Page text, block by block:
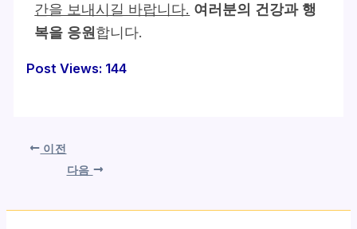
간을 보내시길 바랍니다. 여러분의 건강과 행
복을 응원합니다.
Post Views: 144
이전
다음